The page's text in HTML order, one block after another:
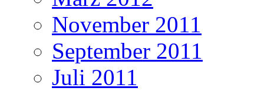
November 2011
September 2011
Juli 2011